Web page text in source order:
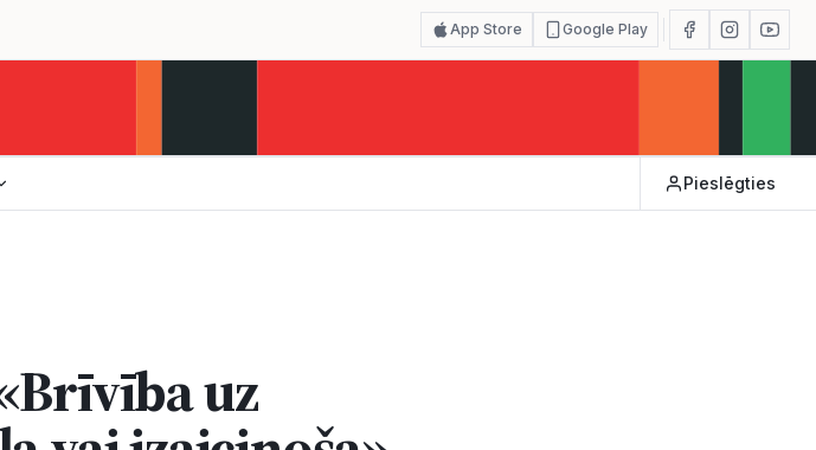
App Store Google Play
Pieslēgties
uz